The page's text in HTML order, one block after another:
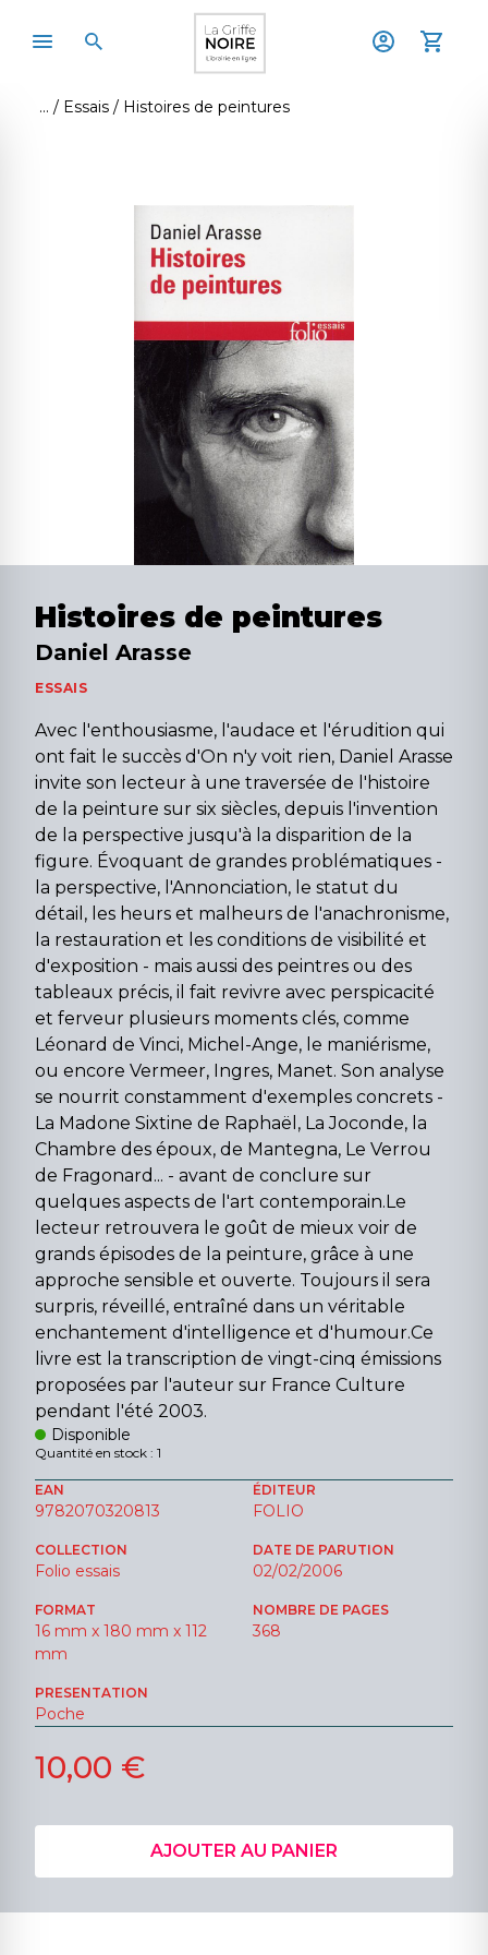
Essais Histoires de peintures
Histoires de peintures
Daniel Arasse
ESSAIS
Avec l'enthousiasme, l'audace et l'érudition qui
ont fait le succès d'On n'y voit rien, Daniel Arasse
invite son lecteur à une traversée de l'histoire
de la peinture sur six siècles, depuis l'invention
de la perspective jusqu'à la disparition de la
figure. Évoquant de grandes problématiques -
la perspective, l'Annonciation, le statut du
détail, les heurs et malheurs de l'anachronisme,
la restauration et les conditions de visibilité et
d'exposition - mais aussi des peintres ou des
tableaux précis, il fait revivre avec perspicacité
et ferveur plusieurs moments clés, comme
Léonard de Vinci, Michel-Ange, le maniérisme,
ou encore Vermeer, Ingres, Manet. Son analyse
se nourrit constamment d'exemples concrets -
La Madone Sixtine de Raphaël, La Joconde, la
Chambre des époux, de Mantegna, Le Verrou
de Fragonard... - avant de conclure sur
quelques aspects de l'art contemporain.Le
lecteur retrouvera le goût de mieux voir de
grands épisodes de la peinture, grâce à une
approche sensible et ouverte. Toujours il sera
surpris, réveillé, entraîné dans un véritable
enchantement d'intelligence et d'humour.Ce
livre est la transcription de vingt-cinq émissions
proposées par l'auteur sur France Culture
pendant l'été 2003.
Disponible
Quantité en stock : 1
EAN
9782070320813
ÉDITEUR
FOLIO
COLLECTION
Folio essais
DATE DE PARUTION
02/02/2006
FORMAT
16 mm x 180 mm x 112
mm
NOMBRE DE PAGES
368
PRESENTATION
Poche
10,00 €
AJOUTER AU PANIER